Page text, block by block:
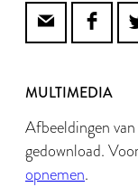
MULTIMEDIA
Afbeeldingen
gedownload.
opnemen.